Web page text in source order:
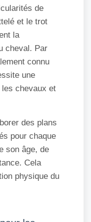
de
et le trot
la
cheval. Par
connu
une
chevaux et
des plans
pour chaque
son âge, de
Cela
physique du